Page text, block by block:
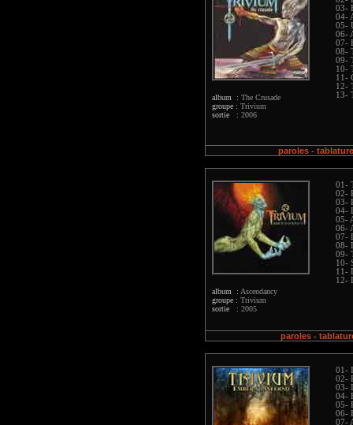
album : The Crusade
groupe : Trivium
sortie : 2006
03-
04-
05-
06-
07-
08-
09-
10-
11-
12-
13-
paroles-
album : Ascendancy
groupe : Trivium
sortie : 2005
01-
02-
03-
04-
05-
06-
07-
08-
09-
10-
11-
12-
paroles -
01-
02-
03-
04-
05-
06-
07-